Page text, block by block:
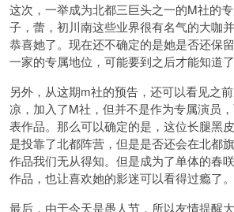
这次，一举成为北都三巨头之一的M社的
子 ，蕾， 初川南这些业界很有名气的大咖
恭喜她了。现在还不确定的是她是否还保
一家的专属地位，可能要到之后才能知道了
另外，从这期m社的预告，还可以看见之
凉，加入了M社，但并不是作为专属演员
表作品。那么可以确定的是，这位长腿黑
是投靠了北都阵营，但是是否还会在北都
作品我们无从得知。但是成为了单体的春
作品，也让喜欢她的影迷可以看得过瘾了。
最后，由于今天是愚人节，所以友情提醒